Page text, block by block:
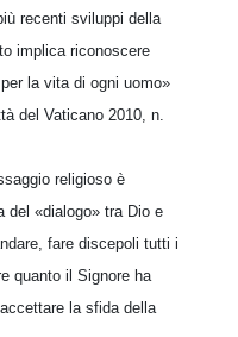
recenti sviluppi della
implica riconoscere
la vita di ogni uomo»
del Vaticano 2010, n.
religioso è
del «dialogo» tra Dio e
fare discepoli tutti i
quanto il Signore ha
la sfida della